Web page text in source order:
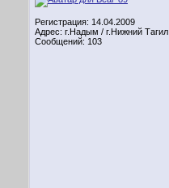
Регистрация: 14.04.2009
Адрес: г.Надым / г.Нижний Тагил
Сообщений: 103